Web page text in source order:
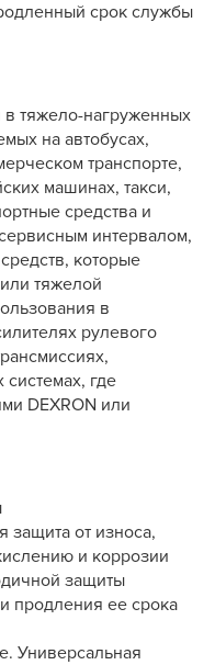
срок службы
тяжело-нагруженных
на автобусах,
транспорте,
машинах, такси,
средства и
интервалом,
которые
тяжелой
в
рулевого
где
DEXRON или
защита от износа,
и коррозии
защиты
продления ее срока
Универсальная